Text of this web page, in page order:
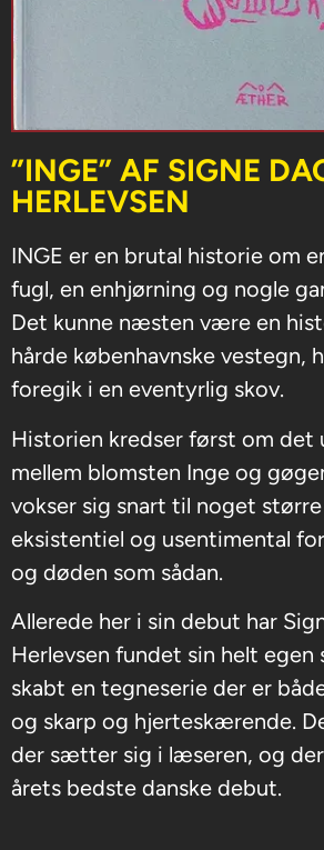
”INGE” AF SIGNE
HERLEVSEN
INGE er en brutal historie om
fugl, en enhjørning og nogle
Det kunne næsten være en
hårde københavnske vestegn,
foregik i en eventyrlig skov.
Historien kredser først om det
mellem blomsten Inge og
vokser sig snart til noget større
eksistentiel og usentimental
og døden som sådan.
Allerede her i sin debut har
Herlevsen fundet sin helt egen
skabt en tegneserie der er
og skarp og hjerteskærende.
der sætter sig i læseren, og
årets bedste danske debut.